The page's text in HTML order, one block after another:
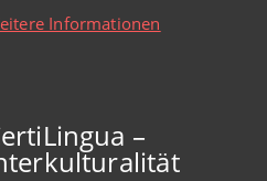
Informationen
–